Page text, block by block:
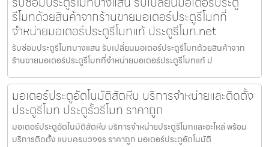
รีโมทด้วยสินค้าจากร้านขายมอเตอร์ประตูรีโมทที่
จำหน่ายมอเตอร์ประตูรีโมทแท้ ประตูรีโมท.net
รับซ่อมประตูรีโมทบางแสน รับเปลี่ยนมอเตอร์ประตูรีโมทด้วยสินค้าจาก
ร้านขายมอเตอร์ประตูรีโมทที่จำหน่ายมอเตอร์ประตูรีโมทแท้ ป
มอเตอร์ประตูอัตโนมัติสัตหีบ บริการจำหน่ายและติดตั้ง
ประตูรีโมท ประตูรั้วรีโมท ราคาถูก
มอเตอร์ประตูอัตโนมัติสัตหีบ บริการจำหน่ายประตูรีโมทและอะไหล่ พร้อม
บริการติดตั้ง แบบครบวงจร ราคาถูก มอเตอร์ประตูอัตโนมัติ